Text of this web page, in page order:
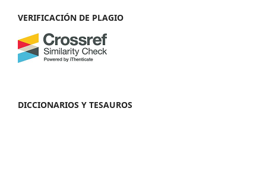
VERIFICACIÓN DE PLAGIO
DICCIONARIOS Y TESAUROS